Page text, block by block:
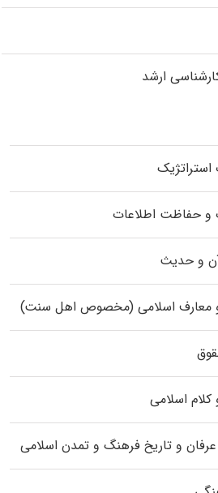
ارشد
و حفاظت اطلاعات
و حدیث
و معارف اسلامی (مخصوص اهل سنت)
اسلامی
و تاریخ فرهنگ و تمدن اسلامی